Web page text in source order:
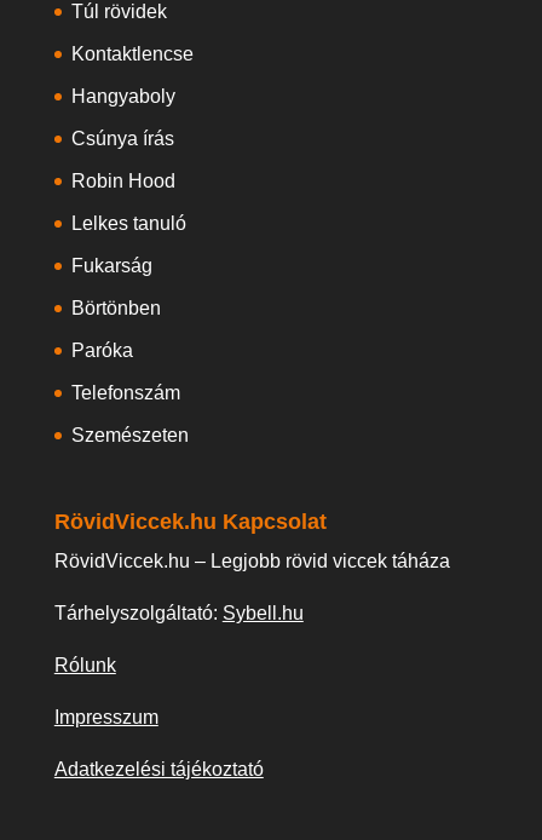
Túl rövidek
Kontaktlencse
Hangyaboly
Csúnya írás
Robin Hood
Lelkes tanuló
Fukarság
Börtönben
Paróka
Telefonszám
Szemészeten
RövidViccek.hu Kapcsolat
RövidViccek.hu – Legjobb rövid viccek táháza
Tárhelyszolgáltató: Sybell.hu
Rólunk
Impresszum
Adatkezelési tájékoztató